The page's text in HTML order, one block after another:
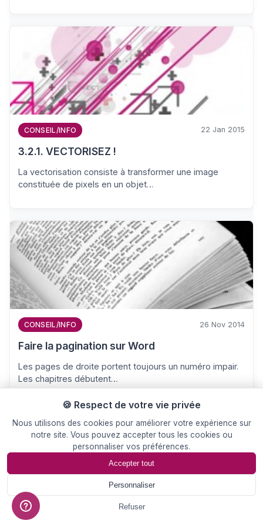
CONSEIL/INFO 22 Jan 2015
3.2.1. VECTORISEZ !
La vectorisation consiste à transformer une image
constituée de pixels en un objet…
CONSEIL/INFO 26 Nov 2014
Faire la pagination sur Word
Les pages de droite portent toujours un numéro impair.
Les chapitres débutent…
ACTUALITE
🍪 Respect de votre vie privée
Nous utilisons des cookies pour améliorer votre expérience sur
notre site. Vous pouvez accepter tous les cookies ou
personnaliser vos préférences.
Accepter tout
Personnaliser
Refuser